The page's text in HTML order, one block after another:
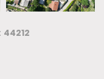
44212